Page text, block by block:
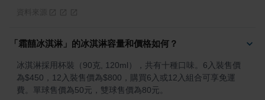
「霜囍冰淇淋」的冰淇淋容量和價格如何？
冰淇淋採用杯裝（90克, 120ml），共有十種口味。6入裝售價
為$450，12入裝售價為$800，購買6入或12入組合可享免運
費。單球售價為50元，雙球售價為80元。